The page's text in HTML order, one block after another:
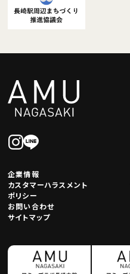
企業情報
カスタマーハラスメント
ポリシー
お問い合わせ
サイトマップ